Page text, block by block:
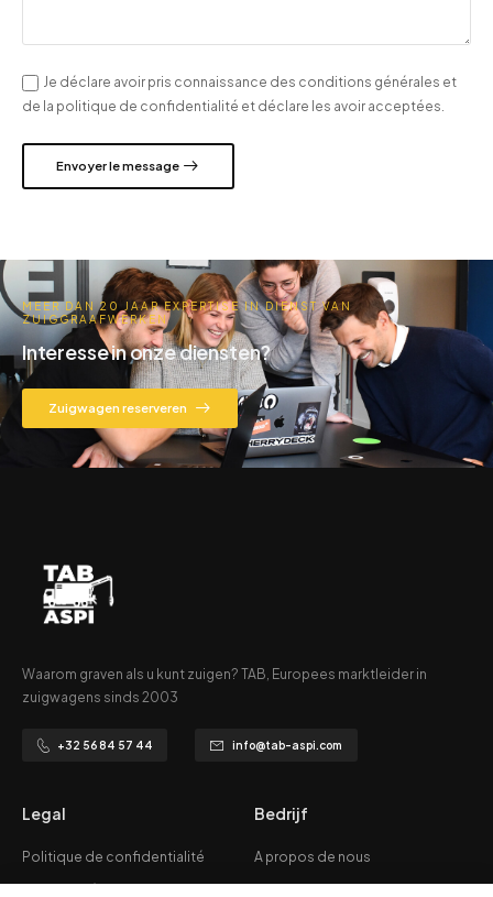
Je déclare avoir pris connaissance des conditions générales et
de la politique de confidentialité et déclare les avoir acceptées.
Envoyer le message
MEER DAN 20 JAAR EXPERTISE IN DIENST VAN
ZUIGGRAAFWERKEN
Interesse in onze diensten?
Zuigwagen reserveren
Waarom graven als u kunt zuigen? TAB, Europees marktleider in
zuigwagens sinds 2003
+32 56 84 57 44 info@tab-aspi.com
Legal
Politique de confidentialité
Bedrijf
A propos de nous